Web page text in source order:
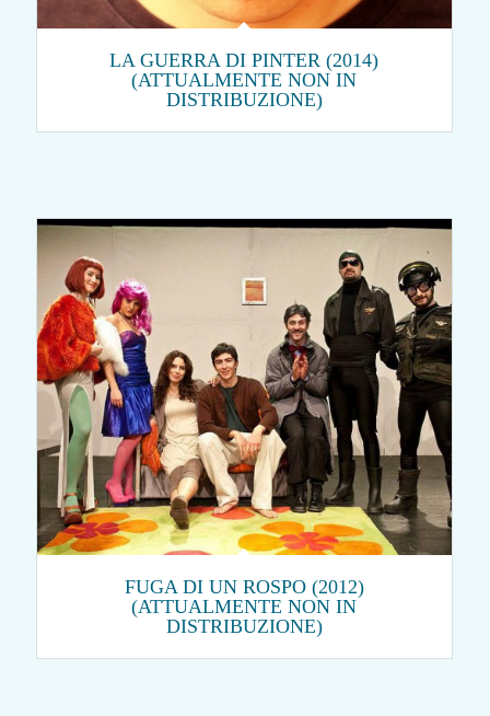
LA GUERRA DI PINTER (2014)
(ATTUALMENTE NON IN
DISTRIBUZIONE)
FUGA DI UN ROSPO (2012)
(ATTUALMENTE NON IN
DISTRIBUZIONE)